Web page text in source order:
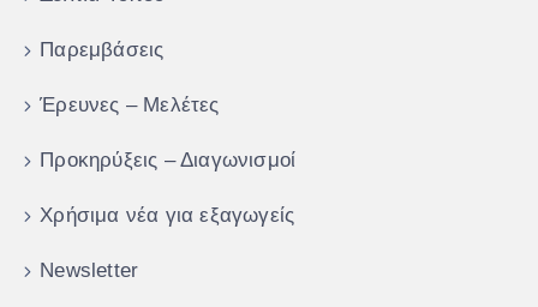
Παρεμβάσεις
Έρευνες – Μελέτες
Προκηρύξεις – Διαγωνισμοί
Χρήσιμα νέα για εξαγωγείς
Newsletter